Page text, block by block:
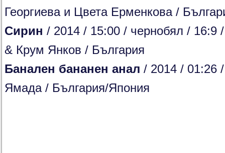
Георгиева и Цвета Ерменкова /
Сирин / 2014 / 15:00 / чернобял / 16:9
& Крум Янков / България
Банален бананен анал / 2014 / 01:26
Ямада / България/Япония